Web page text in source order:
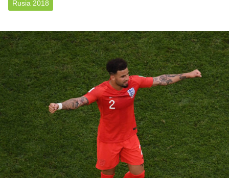
Rusia 2018